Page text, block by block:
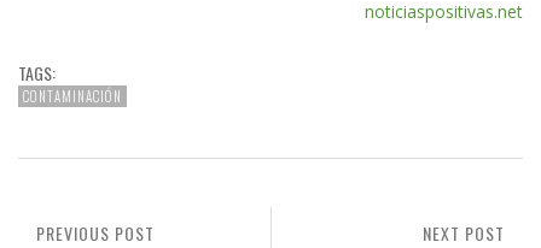
noticiaspositivas.net
TAGS:
CONTAMINACIÓN
NEXT POST
PREVIOUS POST